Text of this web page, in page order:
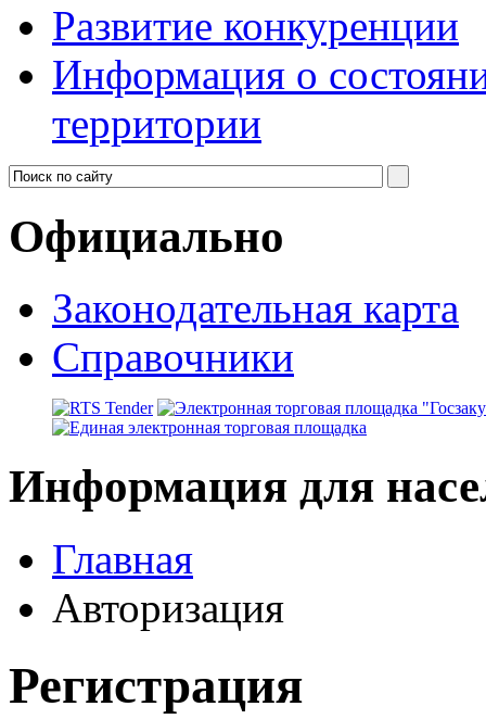
Развитие конкуренции
Информация о
территории
Официально
Законодательная карта
Справочники
Информация для
Главная
Авторизация
Регистрация